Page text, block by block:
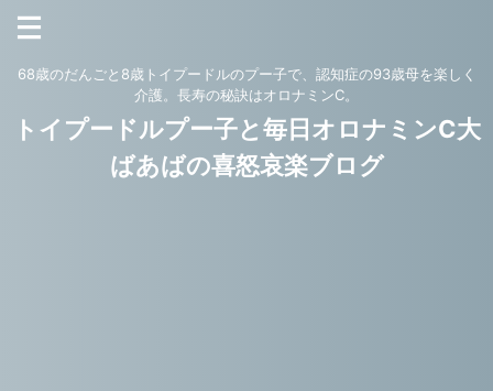
68歳のだんごと8歳トイプードルのプー子で、認知症の93歳母を楽しく
介護。長寿の秘訣はオロナミンC。
トイプードルプー子と毎日オロナミンC大
ばあばの喜怒哀楽ブログ